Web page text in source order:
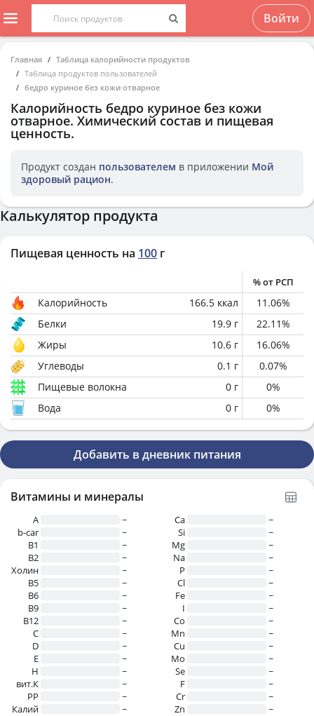
Войти
Главная
Таблица калорийности продуктов
Таблица продуктов пользователей
бедро куриное без кожи отварное
Калорийность бедро куриное без кожи
отварное. Химический состав и пищевая
ценность.
Продукт создан пользователем в приложении Мой
здоровый рацион.
Калькулятор продукта
Пищевая ценность на 100 г
% от РСП
Калорийность 166.5 ккал 11.06%
Белки
19.9 г 22.11%
Жиры
10.6 г 16.06%
Углеводы
0.1 г 0.07%
Пищевые волокна
0 г 0%
Вода
0 г 0%
Добавить в дневник питания
Витамины и минералы
A
~
b-car
~
В1
~
B2
~
Холин
~
B5
~
B6
~
B9
~
B12
~
C
~
D
~
E
~
H
~
вит.К
~
PP
~
Калий
~
Ca
~
Si
~
Mg
~
Na
~
P
~
Cl
~
Fe
~
I
~
Co
~
Mn
~
Cu
~
Mo
~
Se
~
F
~
Cr
~
Zn
~